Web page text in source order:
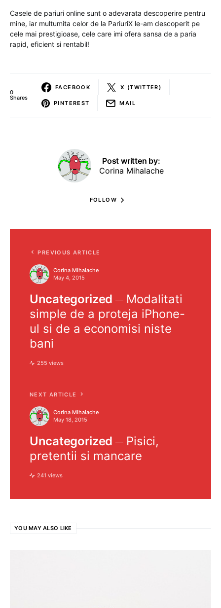
Casele de pariuri online sunt o adevarata descoperire pentru
mine, iar multumita celor de la PariuriX le-am descoperit pe
cele mai prestigioase, cele care imi ofera sansa de a paria
rapid, eficient si rentabil!
0
Shares
FACEBOOK X (TWITTER)
PINTEREST MAIL
Post written by:
Corina Mihalache
FOLLOW
PREVIOUS ARTICLE
Corina Mihalache
May 4, 2015
Uncategorized
Modalitati
simple de a proteja iPhone-
ul si de a economisi niste
bani
255 views
NEXT ARTICLE
Corina Mihalache
May 18, 2015
Uncategorized
Pisici,
pretentii si mancare
241 views
YOU MAY ALSO LIKE